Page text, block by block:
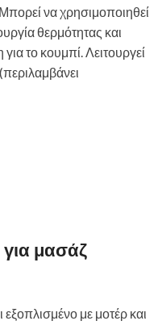
να χρησιμοποιηθεί
θερμότητας και
το κουμπί. Λειτουργεί
για μασάζ
εξοπλισμένο με μοτέρ και